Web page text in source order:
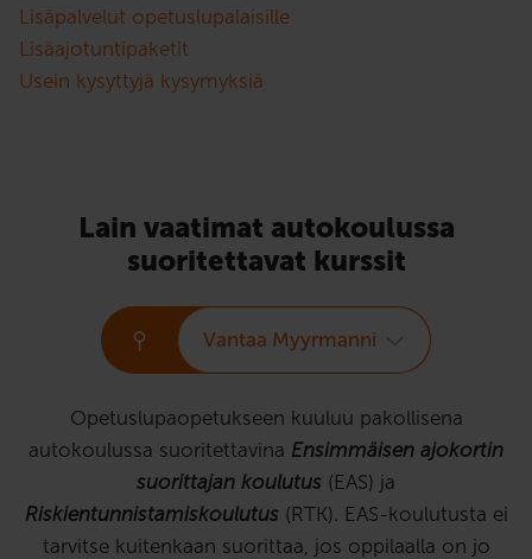
Lisäpalvelut opetuslupalaisille
Lisäajotuntipaketit
Usein kysyttyjä kysymyksiä
Lain vaatimat autokoulussa
suoritettavat kurssit
Vantaa Myyrmanni
Opetuslupaopetukseen kuuluu pakollisena
autokoulussa suoritettavina Ensimmäisen ajokortin
suorittajan koulutus (EAS) ja
Riskientunnistamiskoulutus(RTK). EAS-koulutusta ei
tarvitse kuitenkaan suorittaa, jos oppilaalla on jo